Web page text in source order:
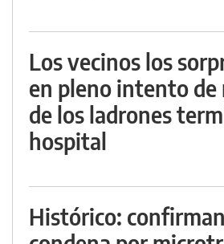
Los vecinos los
en pleno intento de
de los ladrones
hospital
Histórico: